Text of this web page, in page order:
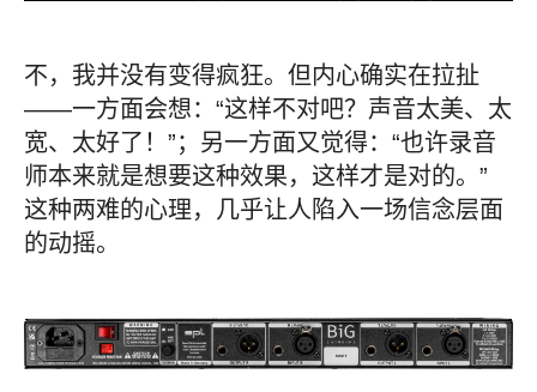
不，我并没有变得疯狂。但内心确实在拉扯
——一方面会想：“这样不对吧？声音太美、太
宽、太好了！”；另一方面又觉得：“也许录音
师本来就是想要这种效果，这样才是对的。”
这种两难的心理，几乎让人陷入一场信念层面
的动摇。